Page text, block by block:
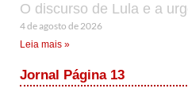
O discurso de Lula e a
4 de agosto de 2026
Leia mais »
Jornal Página 13